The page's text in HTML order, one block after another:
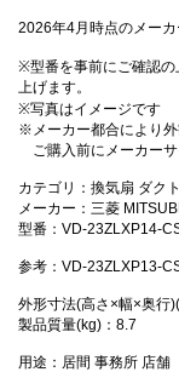
2026年4月時点のメーカ
※型番を事前にご確認の
上げます。
※写真はイメージです
※メーカー都合により外
ご購入前にメーカーサ
カテゴリ：換気扇 ダク
メーカー：三菱
型番：VD-23ZLXP14-
参考：VD-23ZLXP13-
外形寸法(高さ×幅×奥行
製品質量(kg)：8.7
用途：居間 事務所 店舗